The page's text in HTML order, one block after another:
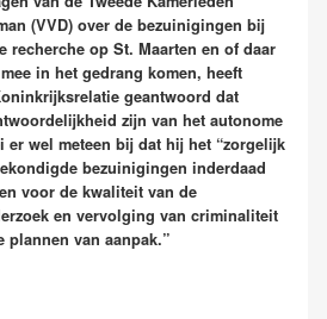
(VVD) over de bezuinigingen bij
recherche op St. Maarten en of daar
in het gedrang komen, heeft
geantwoord dat
zijn van het autonome
er wel meteen bij dat hij het “zorgelijk
bezuinigingen inderdaad
voor de kwaliteit van de
en vervolging van criminaliteit
van aanpak.”